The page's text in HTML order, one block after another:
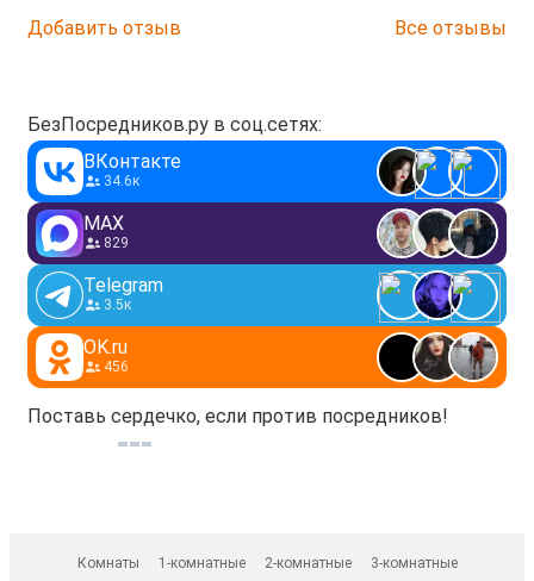
Добавить отзыв Все отзывы
БезПосредников.ру в соц.сетях:
ВКонтакте
34.6к
MAX
829
Telegram
3.5к
OK.ru
456
Поставь сердечко, если против посредников!
Комнаты 1-комнатные 2-комнатные 3-комнатные